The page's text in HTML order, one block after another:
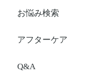
お悩み検索
アフターケア
Q&A